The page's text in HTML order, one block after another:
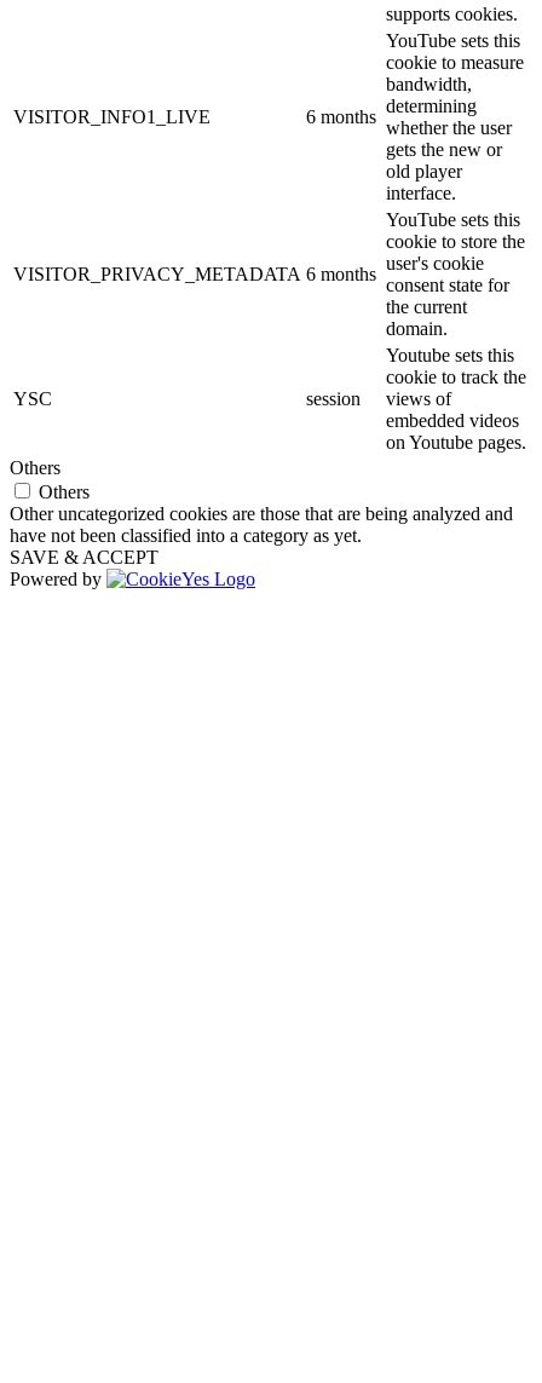
supports cookies.
VISITOR_INFO1_LIVE 6 months
YouTube sets this
cookie to measure
bandwidth,
determining
whether the user
gets the new or
old player
interface.
VISITOR_PRIVACY_METADATA 6 months
YouTube sets this
cookie to store the
user's cookie
consent state for
the current
domain.
YSC session
Youtube sets this
cookie to track the
views of
embedded videos
on Youtube pages.
Others
Others
Other uncategorized cookies are those that are being analyzed and
have not been classified into a category as yet.
SAVE & ACCEPT
Powered by